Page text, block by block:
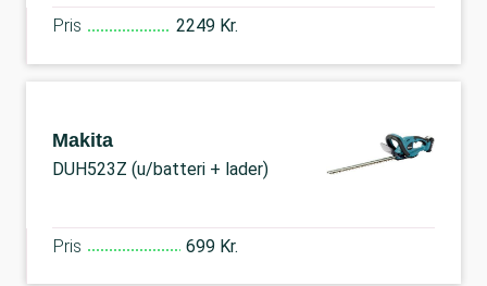
Pris 2249 Kr.
Makita
DUH523Z (u/batteri + lader)
Pris 699 Kr.